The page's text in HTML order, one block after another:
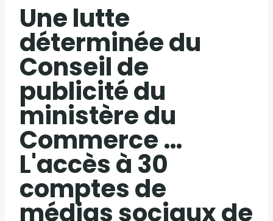
Une lutte
déterminée du
Conseil de
publicité du
ministère du
Commerce …
L'accès à 30
comptes de
médias sociaux de